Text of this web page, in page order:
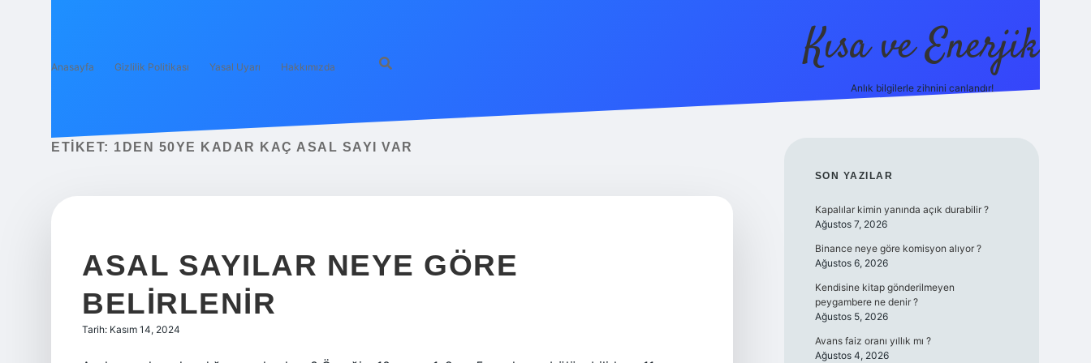
Anasayfa Gizlilik Politikası Yasal Uyarı Hakkımızda Kısa ve Enerjik
Anlık bilgilerle zihnini canlandır!
ETIKET: 1DEN 50YE KADAR KAÇ ASAL SAYI VAR
ASAL SAYILAR NEYE GÖRE
BELIRLENIR
Tarih: Kasım 14, 2024
SIDEBAR
SON YAZILAR
Kapalılar kimin yanında açık durabilir ?
Ağustos 7, 2026
Binance neye göre komisyon alıyor ?
Ağustos 6, 2026
Kendisine kitap gönderilmeyen
peygambere ne denir ?
Ağustos 5, 2026
Avans faiz oranı yıllık mı ?
Ağustos 4, 2026